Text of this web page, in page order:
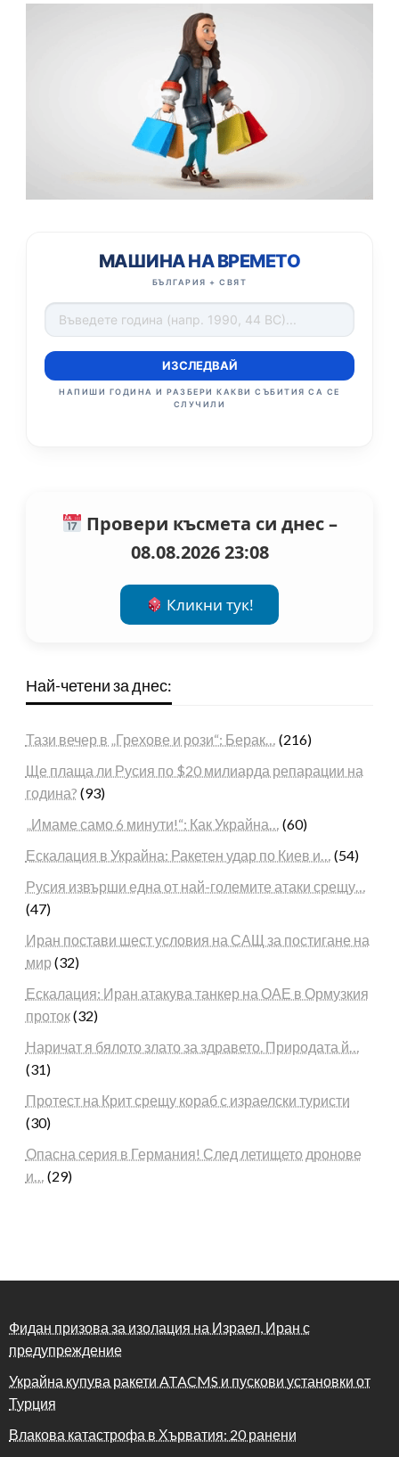
МАШИНА НА ВРЕМЕТО
БЪЛГАРИЯ + СВЯТ
ИЗСЛЕДВАЙ
НАПИШИ ГОДИНА И РАЗБЕРИ КАКВИ СЪБИТИЯ СА СЕ
СЛУЧИЛИ
Провери късмета си днес –
08.08.2026 23:08
Кликни тук!
Най-четени за днес:
Тази вечер в „Грехове и рози“: Берак… (216)
Ще плаща ли Русия по $20 милиарда репарации на
година? (93)
„Имаме само 6 минути!“: Как Украйна… (60)
Ескалация в Украйна: Ракетен удар по Киев и… (54)
Русия извърши една от най-големите атаки срещу…
(47)
Иран постави шест условия на САЩ за постигане на
мир (32)
Ескалация: Иран атакува танкер на ОАЕ в Ормузкия
проток(32)
Наричат я бялото злато за здравето. Природата й…
(31)
Протест на Крит срещу кораб с израелски туристи
(30)
Опасна серия в Германия! След летището дронове
и… (29)
Фидан призова за изолация на Израел, Иран с
предупреждение
Украйна купува ракети ATACMS и пускови установки от
Турция
Влакова катастрофа в Хърватия: 20 ранени